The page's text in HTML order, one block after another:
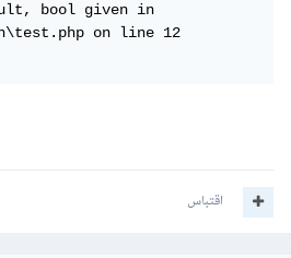
bool given in
on line 12
اقتباس